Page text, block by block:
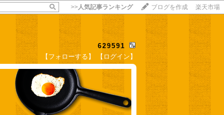
>>人気記事ランキング ブログを作成 楽天市場
629591
【フォローする】 【ログイン】
【毎日開催】
15記事にいいね！で1ポイント
10秒滞在
いいね! --/